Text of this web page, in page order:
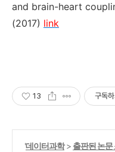
and brain-heart
(2017) link
13 구독하
'데이터과학> 출판된 논문